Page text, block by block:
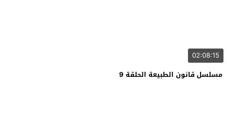
02:08:15
مسلسل قانون الطبيعة الحلقة 9